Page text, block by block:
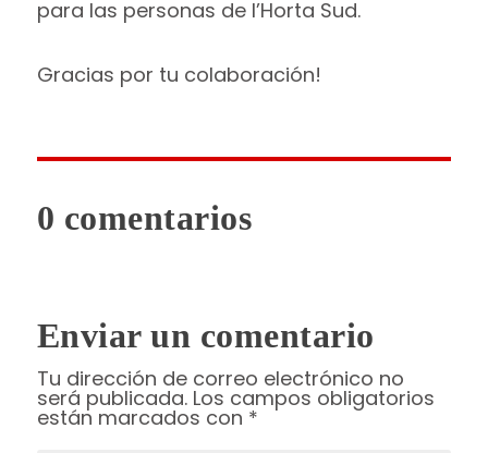
para las personas de l’Horta Sud.
Gracias por tu colaboración!
0 comentarios
Enviar un comentario
Tu dirección de correo electrónico no
será publicada. Los campos obligatorios
están marcados con *